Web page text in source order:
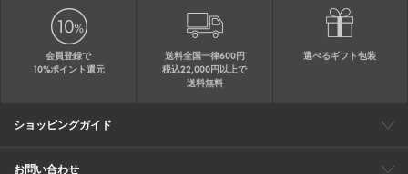
会員登録で
10%ポイント還元
送料全国一律600円
税込22,000円以上で
送料無料
選べるギフト包装
ショッピングガイド
会員特典
ご購入・配送について
返品について
ギフト包装
FAQ
サイトマップ
お問い合わせ